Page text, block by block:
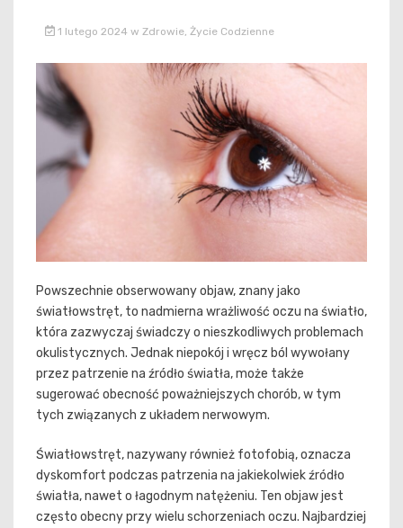
1 lutego 2024 w Zdrowie, Życie Codzienne
Powszechnie obserwowany objaw, znany jako
światłowstręt, to nadmierna wrażliwość oczu na światło,
która zazwyczaj świadczy o nieszkodliwych problemach
okulistycznych. Jednak niepokój i wręcz ból wywołany
przez patrzenie na źródło światła, może także
sugerować obecność poważniejszych chorób, w tym
tych związanych z układem nerwowym.
Światłowstręt, nazywany również fotofobią, oznacza
dyskomfort podczas patrzenia na jakiekolwiek źródło
światła, nawet o łagodnym natężeniu. Ten objaw jest
często obecny przy wielu schorzeniach oczu. Najbardziej